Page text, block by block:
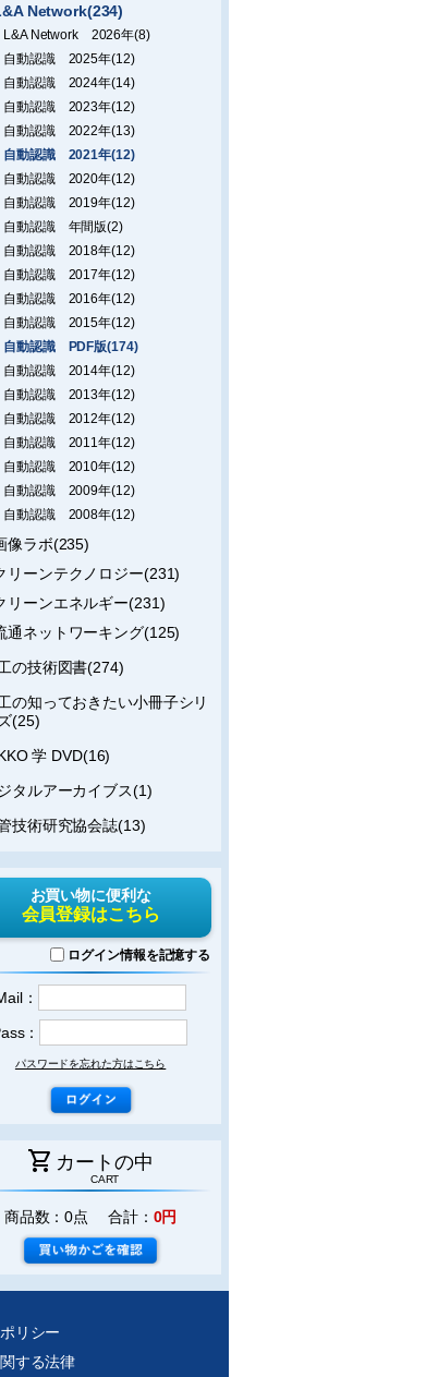
Network(234)
L&A Network 2026年(8)
自動認識 2025年(12)
自動認識 2024年(14)
自動認識 2023年(12)
自動認識 2022年(13)
自動認識 2021年(12)
自動認識 2020年(12)
自動認識 2019年(12)
自動認識 年間版(2)
自動認識 2018年(12)
自動認識 2017年(12)
自動認識 2016年(12)
自動認識 2015年(12)
自動認識 PDF版(174)
自動認識 2014年(12)
自動認識 2013年(12)
自動認識 2012年(12)
自動認識 2011年(12)
自動認識 2010年(12)
自動認識 2009年(12)
自動認識 2008年(12)
像ラボ(235)
リーンテクノロジー(231)
リーンエネルギー(231)
通ネットワーキング(125)
の技術図書(274)
の知っておきたい小冊子シリ
(25)
学 DVD(16)
タルアーカイブス(1)
技術研究協会誌(13)
お買い物に便利な
会員登録はこちら
ログイン情報を記憶する
：
：
パスワードを忘れた方はこちら
shopping_cart カートの中
CART
商品数：0点 合計： 0円
リシー
する法律